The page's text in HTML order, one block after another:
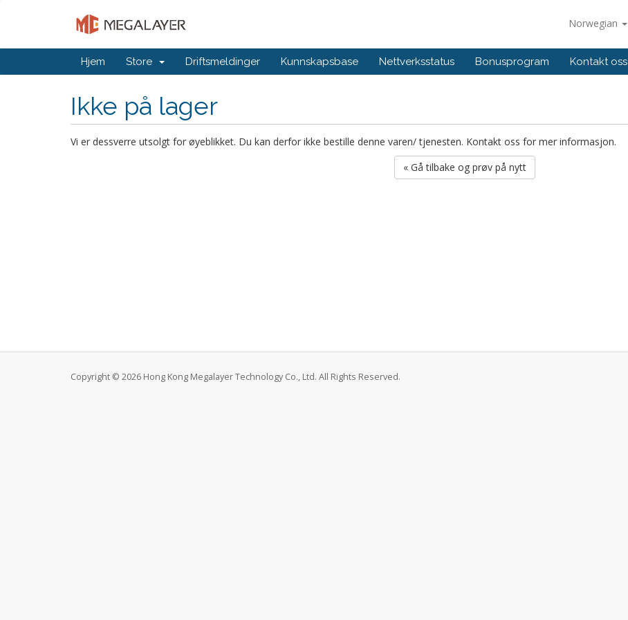
Norwegian
Hjem Store Driftsmeldinger Kunnskapsbase Nettverksstatus Bonusprogram Kontakt oss
Ikke på lager
Vi er dessverre utsolgt for øyeblikket. Du kan derfor ikke bestille denne varen/ tjenesten. Kontakt oss for mer informasjon.
« Gå tilbake og prøv på nytt
Copyright © 2026 Hong Kong Megalayer Technology Co., Ltd. All Rights Reserved.